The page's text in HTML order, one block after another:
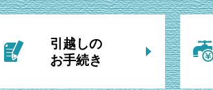
引越しの
お手続き